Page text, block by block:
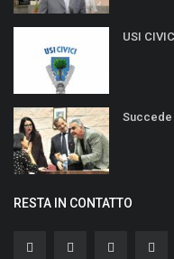
USI
Succede
RESTA IN CONTATTO